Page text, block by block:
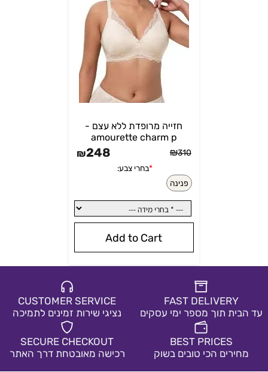
*בחרי צבע:
חזייה מרופדת ללא עצם -
amourette charm p
₪310
₪248
Add to Cart
FAST DELIVERY
עד הבית תוך מספר ימי עסקים
CUSTOMER SERVICE
נציגי שירות זמינים לתמיכה
BEST PRICES
מחירים הכי טובים בשוק
SECURE CHECKOUT
רכישה מאובטחת דרך האתר